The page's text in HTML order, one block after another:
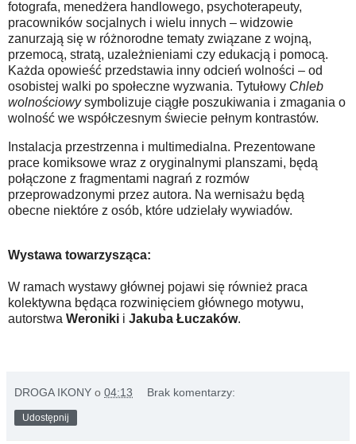
fotografa, menedżera handlowego, psychoterapeuty,
pracowników socjalnych i wielu innych – widzowie
zanurzają się w różnorodne tematy związane z wojną,
przemocą, stratą, uzależnieniami czy edukacją i pomocą.
Każda opowieść przedstawia inny odcień wolności – od
osobistej walki po społeczne wyzwania. Tytułowy Chleb
wolnościowysymbolizuje ciągłe poszukiwania i zmagania o
wolność we współczesnym świecie pełnym kontrastów.
Instalacja przestrzenna i multimedialna. Prezentowane
prace komiksowe wraz z oryginalnymi planszami, będą
połączone z fragmentami nagrań z rozmów
przeprowadzonymi przez autora. Na wernisażu będą
obecne niektóre z osób, które udzielały wywiadów.
Wystawa towarzysząca:
W ramach wystawy głównej pojawi się również praca
kolektywna będąca rozwinięciem głównego motywu,
autorstwa Weroniki i Jakuba Łuczaków.
DROGA IKONY o 04:13 Brak komentarzy:
Udostępnij